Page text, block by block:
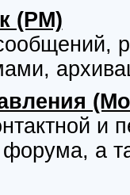
(PM)
форума, а